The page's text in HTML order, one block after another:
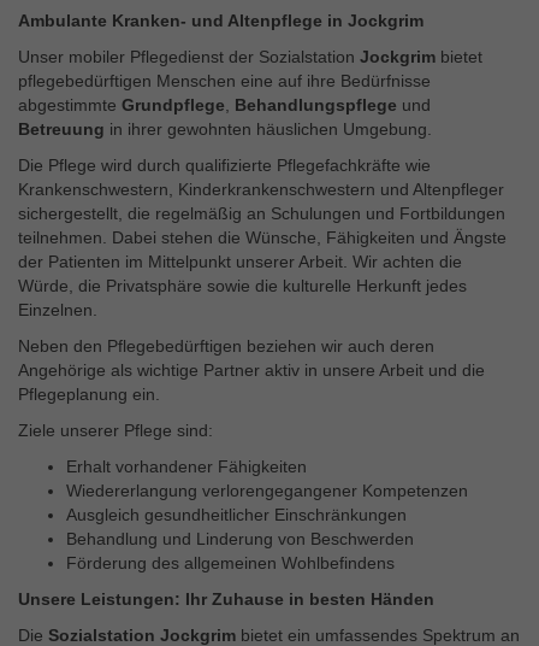
Ambulante Kranken- und Altenpflege in Jockgrim
Unser mobiler Pflegedienst der Sozialstation Jockgrim bietet
pflegebedürftigen Menschen eine auf ihre Bedürfnisse
abgestimmte Grundpflege Behandlungspflege und
Betreuung in ihrer gewohnten häuslichen Umgebung.
Die Pflege wird durch qualifizierte Pflegefachkräfte wie
Krankenschwestern, Kinderkrankenschwestern und Altenpfleger
sichergestellt, die regelmäßig an Schulungen und Fortbildungen
teilnehmen. Dabei stehen die Wünsche, Fähigkeiten und Ängste
der Patienten im Mittelpunkt unserer Arbeit. Wir achten die
Würde, die Privatsphäre sowie die kulturelle Herkunft jedes
Einzelnen.
Neben den Pflegebedürftigen beziehen wir auch deren
Angehörige als wichtige Partner aktiv in unsere Arbeit und die
Pflegeplanung ein.
Ziele unserer Pflege sind:
Erhalt vorhandener Fähigkeiten
Wiedererlangung verlorengegangener Kompetenzen
Ausgleich gesundheitlicher Einschränkungen
Behandlung und Linderung von Beschwerden
Förderung des allgemeinen Wohlbefindens
Unsere Leistungen: Ihr Zuhause in besten Händen
Die Sozialstation Jockgrim bietet ein umfassendes Spektrum an